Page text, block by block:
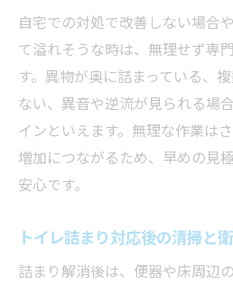
自宅での対処で改善しない場合
て溢れそうな時は、無理せず専
す。異物が奥に詰まっている、
ない、異音や逆流が見られる場
インといえます。無理な作業は
増加につながるため、早めの見
安心です。
トイレ詰まり対応後の清掃と
詰まり解消後は、便器や床周辺